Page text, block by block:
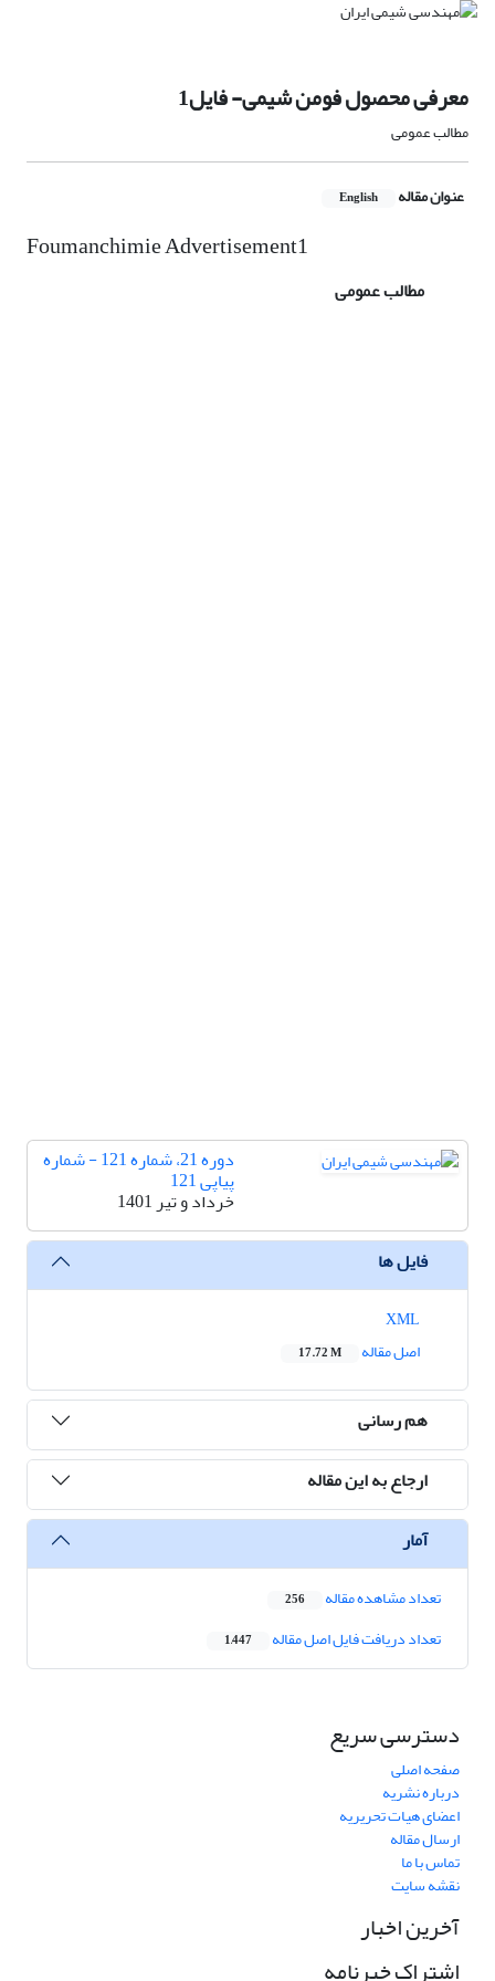
معرفی محصول فومن شیمی- فایل1
مطالب عمومی
عنوان مقاله English
Foumanchimie Advertisement1
مطالب عمومی
دوره 21، شماره 121 - شماره
پیاپی 121
خرداد و تیر 1401
فایل ها
اصل مقاله
17.72 M
هم رسانی
ارجاع به این مقاله
آمار
تعداد مشاهده مقاله 256
تعداد دریافت فایل اصل مقاله 1,447
دسترسی سریع
صفحه اصلی
درباره نشریه
اعضای هیات تحریریه
ارسال مقاله
تماس با ما
نقشه سایت
آخرین اخبار
اشتراک خبرنامه